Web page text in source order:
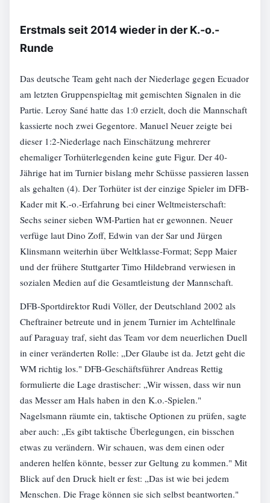
Erstmals seit 2014 wieder in der K.-o.-
Runde
Das deutsche Team geht nach der Niederlage gegen Ecuador
am letzten Gruppenspieltag mit gemischten Signalen in die
Partie. Leroy Sané hatte das 1:0 erzielt, doch die Mannschaft
kassierte noch zwei Gegentore. Manuel Neuer zeigte bei
dieser 1:2-Niederlage nach Einschätzung mehrerer
ehemaliger Torhüterlegenden keine gute Figur. Der 40-
Jährige hat im Turnier bislang mehr Schüsse passieren lassen
als gehalten (4). Der Torhüter ist der einzige Spieler im DFB-
Kader mit K.-o.-Erfahrung bei einer Weltmeisterschaft:
Sechs seiner sieben WM-Partien hat er gewonnen. Neuer
verfüge laut Dino Zoff, Edwin van der Sar und Jürgen
Klinsmann weiterhin über Weltklasse-Format; Sepp Maier
und der frühere Stuttgarter Timo Hildebrand verwiesen in
sozialen Medien auf die Gesamtleistung der Mannschaft.
DFB-Sportdirektor Rudi Völler, der Deutschland 2002 als
Cheftrainer betreute und in jenem Turnier im Achtelfinale
auf Paraguay traf, sieht das Team vor dem neuerlichen Duell
in einer veränderten Rolle: „Der Glaube ist da. Jetzt geht die
WM richtig los." DFB-Geschäftsführer Andreas Rettig
formulierte die Lage drastischer: „Wir wissen, dass wir nun
das Messer am Hals haben in den K.o.-Spielen."
Nagelsmann räumte ein, taktische Optionen zu prüfen, sagte
aber auch: „Es gibt taktische Überlegungen, ein bisschen
etwas zu verändern. Wir schauen, was dem einen oder
anderen helfen könnte, besser zur Geltung zu kommen." Mit
Blick auf den Druck hielt er fest: „Das ist wie bei jedem
Menschen. Die Frage können sie sich selbst beantworten."